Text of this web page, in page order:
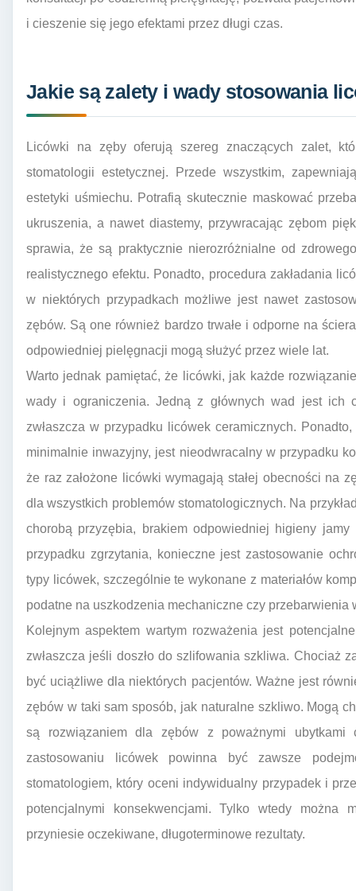
i cieszenie się jego efektami przez długi czas.
Jakie są zalety i wady stosowania
Licówki na zęby oferują szereg znaczących zalet,
stomatologii estetycznej. Przede wszystkim,
estetyki uśmiechu. Potrafią skutecznie maskować
ukruszenia, a nawet diastemy, przywracając zębom
sprawia, że są praktycznie nierozróżnialne od
realistycznego efektu. Ponadto, procedura zakładania
w niektórych przypadkach możliwe jest nawet
zębów. Są one również bardzo trwałe i odporne na
odpowiedniej pielęgnacji mogą służyć przez wiele lat.
Warto jednak pamiętać, że licówki, jak każde
wady i ograniczenia. Jedną z głównych wad jest ich
zwłaszcza w przypadku licówek ceramicznych.
minimalnie inwazyjny, jest nieodwracalny w przypadku
że raz założone licówki wymagają stałej obecności na
dla wszystkich problemów stomatologicznych. Na
chorobą przyzębia, brakiem odpowiedniej higieny
przypadku zgrzytania, konieczne jest zastosowanie
typy licówek, szczególnie te wykonane z materiałów
podatne na uszkodzenia mechaniczne czy
Kolejnym aspektem wartym rozważenia jest
zwłaszcza jeśli doszło do szlifowania szkliwa. Chociaż
być uciążliwe dla niektórych pacjentów. Ważne jest
zębów w taki sam sposób, jak naturalne szkliwo. Mogą
są rozwiązaniem dla zębów z poważnymi ubytkami
zastosowaniu licówek powinna być zawsze
stomatologiem, który oceni indywidualny przypadek i
potencjalnymi konsekwencjami. Tylko wtedy
przyniesie oczekiwane, długoterminowe rezultaty.